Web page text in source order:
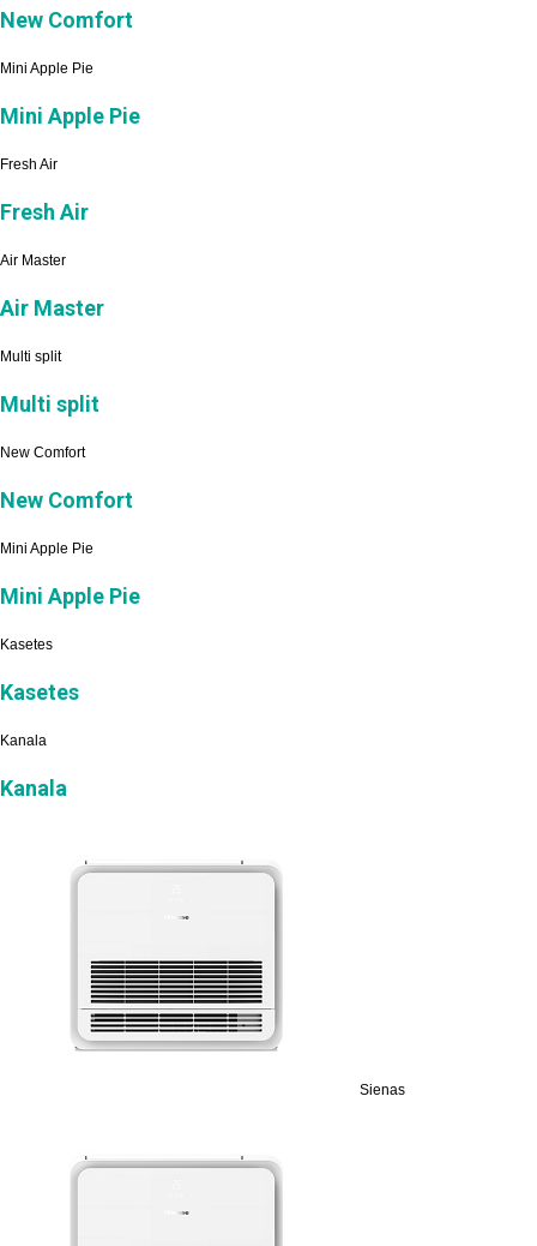
New Comfort
Mini Apple Pie
Mini Apple Pie
Fresh Air
Fresh Air
Air Master
Air Master
Multi split
Multi split
New Comfort
New Comfort
Mini Apple Pie
Mini Apple Pie
Kasetes
Kasetes
Kanala
Kanala
Sienas